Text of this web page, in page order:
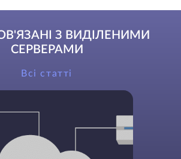
З ВИДІЛЕНИМИ
СЕРВЕРАМИ
Всі статті